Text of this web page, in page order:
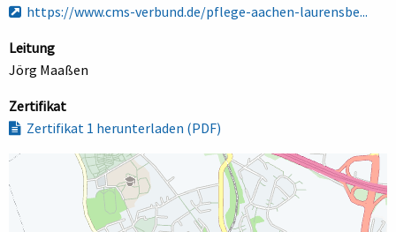
https://www.cms-verbund.de/pflege-aachen-laurensbe...
Leitung
Jörg Maaßen
Zertifikat
Zertifikat 1 herunterladen (PDF)